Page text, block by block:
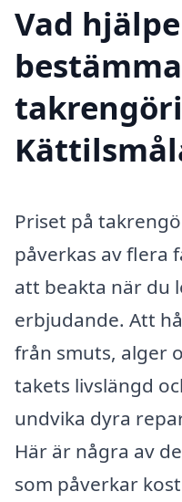
Vad
Priset på
påverkas av flera
att beakta när du
erbjudande. Att
från smuts, alger
takets livslängd
undvika dyra
Här är några av
som påverkar